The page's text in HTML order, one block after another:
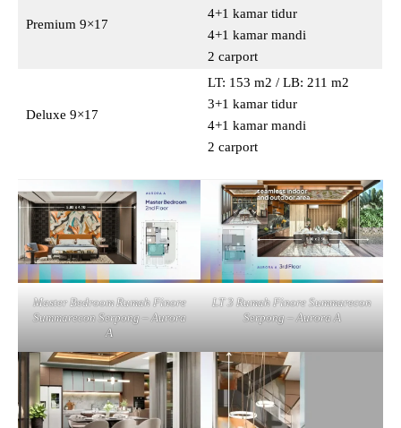
Premium 9×17
4+1 kamar tidur
4+1 kamar mandi
2 carport
Deluxe 9×17
LT: 153 m2 / LB: 211 m2
3+1 kamar tidur
4+1 kamar mandi
2 carport
Master Bedroom Rumah Finore
Summarecon Serpong – Aurora
A
LT 3 Rumah Finore Summarecon
Serpong – Aurora A